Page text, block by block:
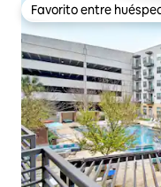
Favorito entre
Favorito entre